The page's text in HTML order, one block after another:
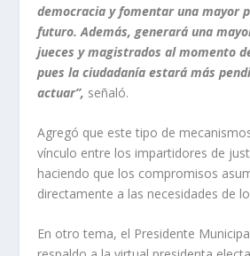
democracia y fomentar una mayor
futuro. Además, generará una
jueces y magistrados al momento
pues la ciudadanía estará más
actuar”, señaló.
Agregó que este tipo de
vínculo entre los impartidores de
haciendo que los compromisos
directamente a las necesidades de
En otro tema, el Presidente